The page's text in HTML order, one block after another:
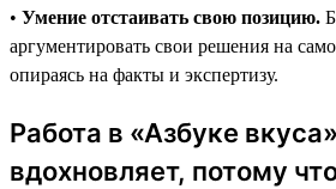
• Умение отстаивать свою позицию.
аргументировать свои решения на
опираясь на факты и экспертизу.
Работа в «Азбуке
вдохновляет, потому